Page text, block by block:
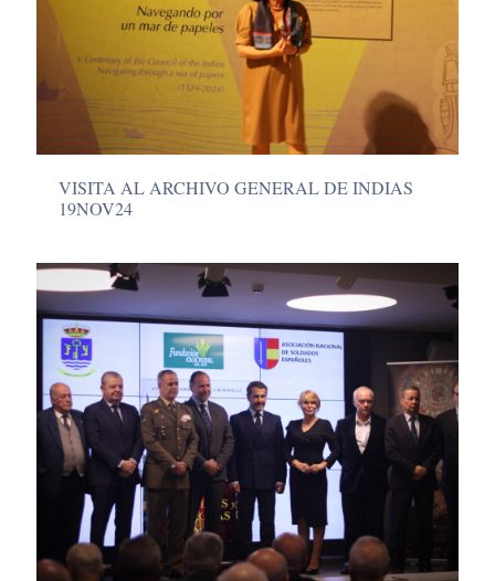
VISITA AL ARCHIVO GENERAL DE INDIAS
19NOV24